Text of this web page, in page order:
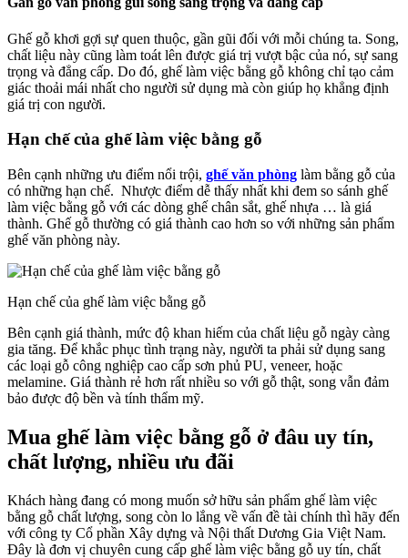
Ghế gỗ khơi gợi sự quen thuộc, gần gũi đối với mỗi chúng ta. Song,
chất liệu này cũng làm toát lên được giá trị vượt bậc của nó, sự sang
trọng và đẳng cấp. Do đó, ghế làm việc bằng gỗ không chỉ tạo cảm
giác thoải mái nhất cho người sử dụng mà còn giúp họ khẳng định
giá trị con người.
Hạn chế của ghế làm việc bằng gỗ
Bên cạnh những ưu điểm nổi trội, ghế văn phòng làm bằng gỗ của
có những hạn chế. Nhược điểm dễ thấy nhất khi đem so sánh ghế
làm việc bằng gỗ với các dòng ghế chân sắt, ghế nhựa … là giá
thành. Ghế gỗ thường có giá thành cao hơn so với những sản phẩm
ghế văn phòng này.
Hạn chế của ghế làm việc bằng gỗ
Bên cạnh giá thành, mức độ khan hiếm của chất liệu gỗ ngày càng
gia tăng. Để khắc phục tình trạng này, người ta phải sử dụng sang
các loại gỗ công nghiệp cao cấp sơn phủ PU, veneer, hoặc
melamine. Giá thành rẻ hơn rất nhiều so với gỗ thật, song vẫn đảm
bảo được độ bền và tính thẩm mỹ.
Mua ghế làm việc bằng gỗ ở đâu uy tín,
chất lượng, nhiều ưu đãi
Khách hàng đang có mong muốn sở hữu sản phẩm ghế làm việc
bằng gỗ chất lượng, song còn lo lắng về vấn đề tài chính thì hãy đến
với công ty Cổ phần Xây dựng và Nội thất Dương Gia Việt Nam.
Đây là đơn vị chuyên cung cấp ghế làm việc bằng gỗ uy tín, chất